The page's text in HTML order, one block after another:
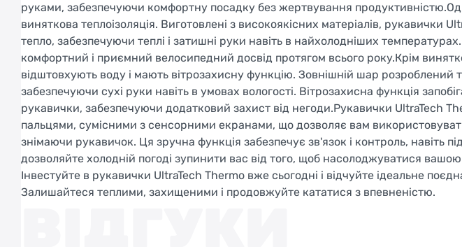
руками, забезпечуючи комфортну посадку без жертвування
виняткова теплоізоляція. Виготовлені з високоякісних матеріалів, рукавички
тепло, забезпечуючи теплі і затишні руки навіть в найхолодніших
комфортний і приємний велосипедний досвід протягом всього року.Крім
відштовхують воду і мають вітрозахисну функцію. Зовнішній шар
забезпечуючи сухі руки навіть в умовах вологості. Вітрозахисна функція
рукавички, забезпечуючи додатковий захист від негоди.Рукавички UltraTech
пальцями, сумісними з сенсорними екранами, що дозволяє вам
знімаючи рукавичок. Ця зручна функція забезпечує зв'язок і контроль, навіть
дозволяйте холодній погоді зупинити вас від того, щоб насолоджуватися
Інвестуйте в рукавички UltraTech Thermo вже сьогодні і відчуйте ідеальне
Залишайтеся теплими, захищеними і продовжуйте кататися з впевненістю.